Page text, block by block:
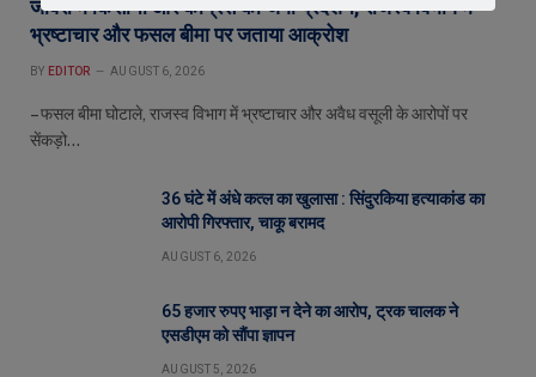
जावरा में किसानों और कांग्रेस का जंगी प्रदर्शन, राजस्व विभाग में
भ्रष्टाचार और फसल बीमा पर जताया आक्रोश
BY EDITOR AUGUST 6, 2026
– फसल बीमा घोटाले, राजस्व विभाग में भ्रष्टाचार और अवैध वसूली के आरोपों पर
सेंकड़ो…
36 घंटे में अंधे कत्ल का खुलासा : सिंदुरकिया हत्याकांड का
आरोपी गिरफ्तार, चाकू बरामद
AUGUST 6, 2026
65 हजार रुपए भाड़ा न देने का आरोप, ट्रक चालक ने
एसडीएम को सौंपा ज्ञापन
AUGUST 5, 2026